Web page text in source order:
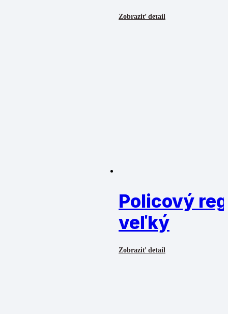
Zobraziť detail
Policový
veľký
Zobraziť detail